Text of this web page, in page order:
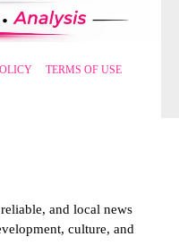
TERMS OF USE
and local news
culture, and